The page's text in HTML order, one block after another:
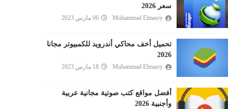
سعر 2026
Muhammad Elmasry 06 مارس 2023
تحميل أخف محاكي أندرويد للكمبيوتر مجانا
2026
Muhammad Elmasry 18 مارس 2023
أفضل مواقع كتب صوتية مجانية عربية
وأجنبية 2026